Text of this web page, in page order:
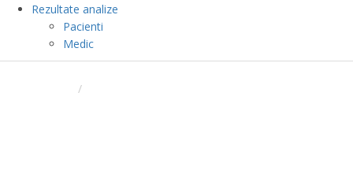
Rezultate analize
Pacienti
Medic
BLOG
/